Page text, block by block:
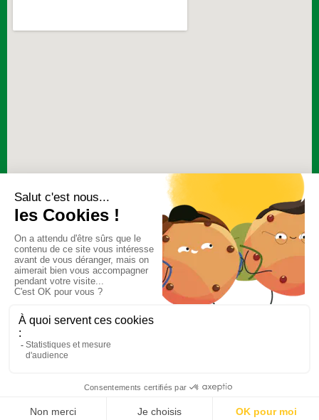
BESOIN D'INFORMATIONS ?
05 53 68 05 68
INFORMATIONS
shampoings solides et produits cosmétiques bio éco-responsables en